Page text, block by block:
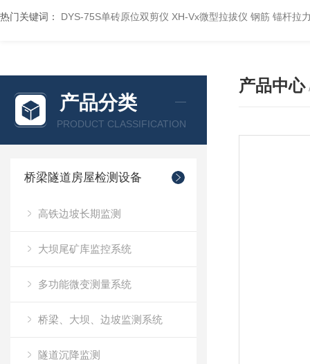
热门关键词： DYS-75S单砖原位双剪仪 XH-Vx微型拉拔仪 钢筋 锚杆拉
产品分类
PRODUCT CLASSIFICATION
桥梁隧道房屋检测设备
高铁边坡长期监测
大坝尾矿库监控系统
多功能微变测量系统
桥梁、大坝、边坡监测系统
隧道沉降监测
产品中心